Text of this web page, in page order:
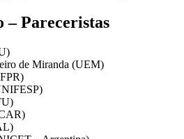
Pareceristas
de Miranda (UEM)